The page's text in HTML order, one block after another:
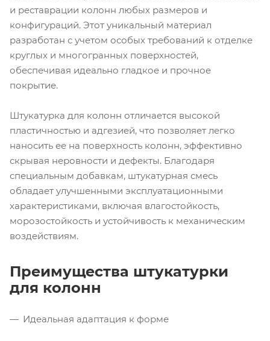
и реставрации колонн любых размеров и
конфигураций. Этот уникальный материал
разработан с учетом особых требований к отделке
круглых и многогранных поверхностей,
обеспечивая идеально гладкое и прочное
покрытие.
Штукатурка для колонн отличается высокой
пластичностью и адгезией, что позволяет легко
наносить ее на поверхность колонн, эффективно
скрывая неровности и дефекты. Благодаря
специальным добавкам, штукатурная смесь
обладает улучшенными эксплуатационными
характеристиками, включая влагостойкость,
морозостойкость и устойчивость к механическим
воздействиям.
Преимущества штукатурки
для колонн
Идеальная адаптация к форме